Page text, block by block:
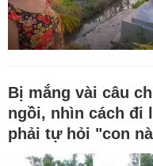
Bị mắng vài câu
ngồi, nhìn cách đi
phải tự hỏi "con